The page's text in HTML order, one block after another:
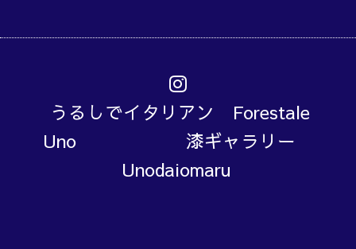
うるしでイタリアン Forestale
Uno 漆ギャラリー
Unodaiomaru